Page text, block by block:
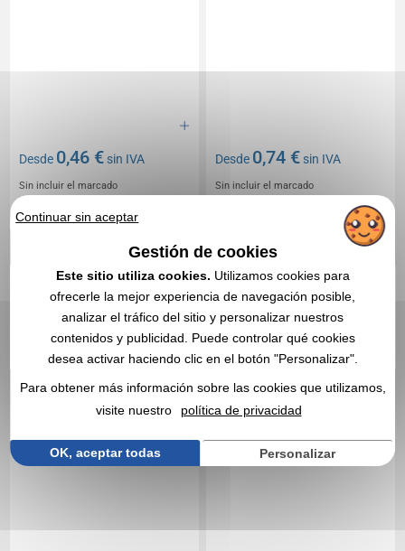
Desde 0,46 € sin IVA
Sin incluir el marcado
En stock
CITA EXPRESA
Desde 0,74 € sin IVA
Sin incluir el marcado
Réf. 00053V0115083
Antiestrés VENTRY
Réf. 00010V0211987
EZRA - Bálsamo labial
Continuar sin aceptar
Gestión de cookies
Este sitio utiliza cookies. Utilizamos cookies para
ofrecerle la mejor experiencia de navegación posible,
analizar el tráfico del sitio y personalizar nuestros
contenidos y publicidad. Puede controlar qué cookies
desea activar haciendo clic en el botón "Personalizar".
Para obtener más información sobre las cookies que utilizamos,
visite nuestro
política de privacidad
OK, aceptar todas Personalizar